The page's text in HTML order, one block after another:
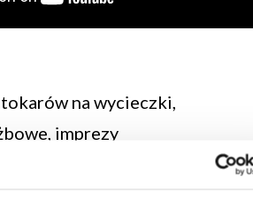
na wycieczki,
imprezy